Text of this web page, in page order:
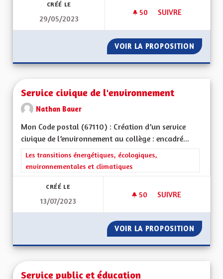
CRÉÉ LE
29/05/2023
50 50 ABONNÉS
SUIVRE
VOIR LA PROPOSITION
Service civique de l'environnement
Nathan Bauer
Mon Code postal (67110) : Création d’un service
civique de l’environnement au collège : encadré...
Filtrer les résultats de la catégorie : Les transitions
Les transitions énergétiques, écologiques,
environnementales et climatiques
CRÉÉ LE
13/07/2023
50 50 ABONNÉS
SUIVRE
VOIR LA PROPOSITION
Service public et éducation